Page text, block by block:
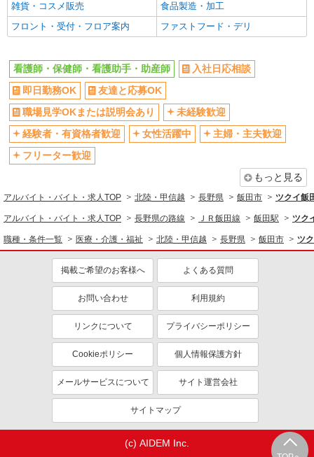
雑貨・コスメ販売
食品製造・加工
フロント・受付・フロア案内
ファストフード・デリ
看護師・保健師・看護助手・助産師
入社日応相談
即日勤務OK
友達と応募OK
職場見学OKまたは説明会あり
未経験歓迎
経験者・有資格者歓迎
女性活躍中
主婦・主夫歓迎
フリーター歓迎
もっと見る
アルバイト・バイト・求人TOP 北陸・甲信越 長野県 飯田市 ツクイ飯
アルバイト・バイト・求人TOP 長野県の路線 ＪＲ飯田線 飯田駅 ツク
職種・条件一覧 医療・介護・福祉 北陸・甲信越 長野県 飯田市 ツ
掲載ご希望のお客様へ よくある質問
お問い合わせ 利用規約
リンクについて プライバシーポリシー
Cookieポリシー 個人情報保護方針
メールサービスについて サイト運営会社
サイトマップ
(c) AIDEM Inc.